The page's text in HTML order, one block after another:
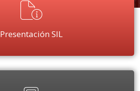
Presentación SIL